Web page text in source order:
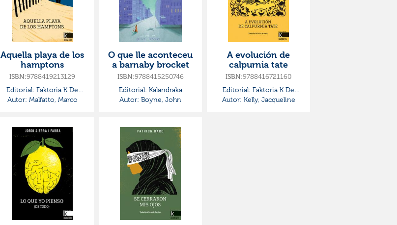
Aquella playa de los
hamptons
ISBN:9788419213129
Editorial: Faktoria K De
Libros
Autor: Malfatto, Marco
O que lle aconteceu
a barnaby brocket
ISBN:9788415250746
Editorial: Kalandraka
Autor: Boyne, John
A evolución de
calpurnia tate
ISBN:9788416721160
Editorial: Faktoria K De
Libros
Autor: Kelly, Jacqueline